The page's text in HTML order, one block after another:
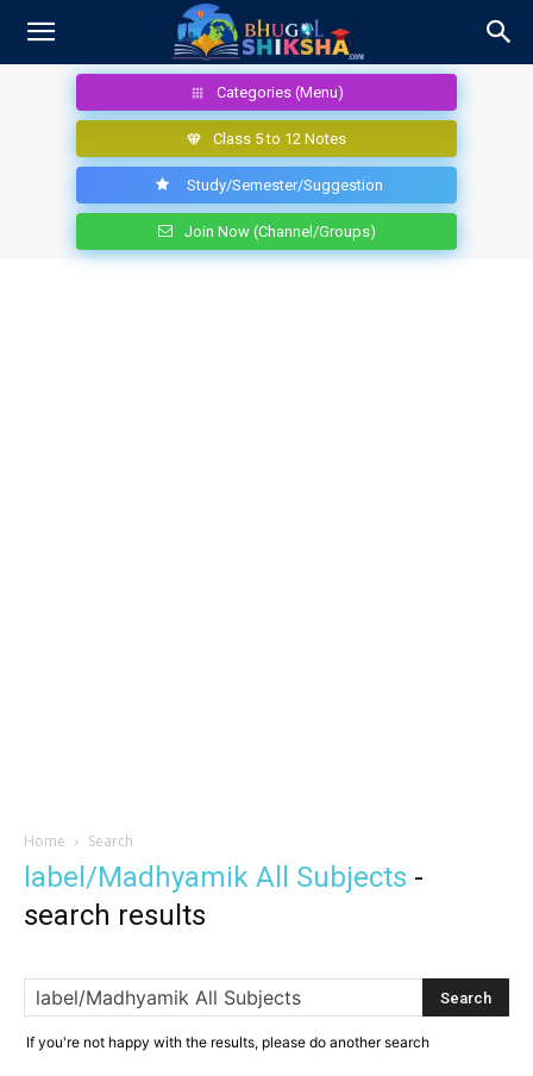
Categories (Menu)
Class 5 to 12 Notes
Study/Semester/Suggestion
Join Now (Channel/Groups)
Home Search
label/Madhyamik All Subjects -
search results
If you're not happy with the results, please do another search